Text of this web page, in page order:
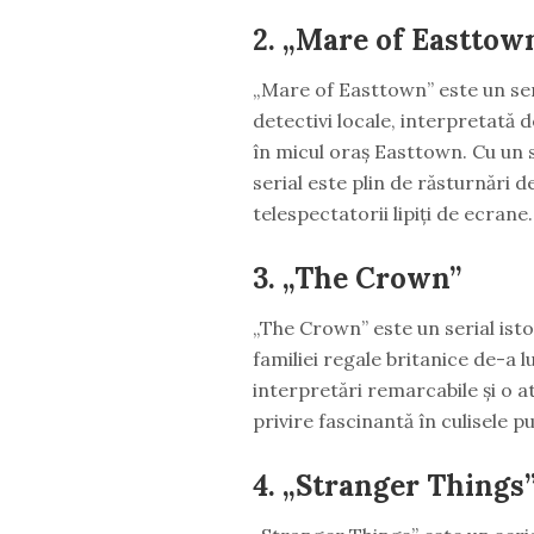
2. „Mare of
„Mare of Easttown” este un
detectivi locale, interpretată
în micul oraș Easttown. Cu
serial este plin de răsturnări
telespectatorii lipiți de ecrane.
3. „The Crown”
„The Crown” este un serial
familiei regale britanice de-a
interpretări remarcabile și o
privire fascinantă în culisele
4. „Stranger